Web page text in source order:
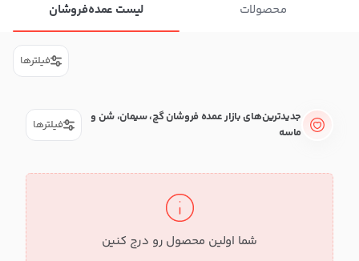
محصولات لیست عمده‌فروشان
فیلترها
جدیدترین‌های بازار عمده فروشان گچ، سیمان، شن و
ماسه
فیلترها
شما اولین محصول رو درج کنین